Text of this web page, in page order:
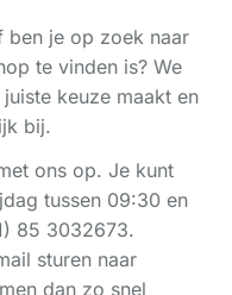
ben je op zoek naar
te vinden is? We
keuze maakt en
bij.
ons op. Je kunt
tussen 09:30 en
85 3032673.
sturen naar
dan zo snel